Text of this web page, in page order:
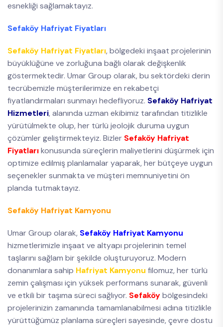
esnekliği sağlamaktayız.
Sefaköy Hafriyat Fiyatları
Sefaköy Hafriyat Fiyatları, bölgedeki inşaat projelerinin
büyüklüğüne ve zorluğuna bağlı olarak değişkenlik
göstermektedir. Umar Group olarak, bu sektördeki derin
tecrübemizle müşterilerimize en rekabetçi
fiyatlandırmaları sunmayı hedefliyoruz. Sefaköy Hafriyat
Hizmetleri, alanında uzman ekibimiz tarafından titizlikle
yürütülmekte olup, her türlü jeolojik duruma uygun
çözümler geliştirmekteyiz. Bizler Sefaköy Hafriyat
Fiyatlarıkonusunda süreçlerin maliyetlerini düşürmek için
optimize edilmiş planlamalar yaparak, her bütçeye uygun
seçenekler sunmakta ve müşteri memnuniyetini ön
planda tutmaktayız.
Sefaköy Hafriyat Kamyonu
Umar Group olarak, Sefaköy Hafriyat Kamyonu
hizmetlerimizle inşaat ve altyapı projelerinin temel
taşlarını sağlam bir şekilde oluşturuyoruz. Modern
donanımlara sahip Hafriyat Kamyonu filomuz, her türlü
zemin çalışması için yüksek performans sunarak, güvenli
ve etkili bir taşıma süreci sağlıyor. Sefaköybölgesindeki
projelerinizin zamanında tamamlanabilmesi adına titizlikle
yürüttüğümüz planlama süreçleri sayesinde, çevre dostu